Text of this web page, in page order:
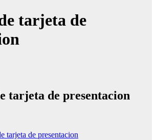
tarjeta de
tarjeta de presentacion
tarjeta de presentacion